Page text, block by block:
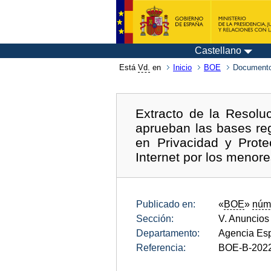
Castellano
Está Vd. en Inicio BOE
Extracto de la
aprueban las bases
en Privacidad y
Internet por los
Publicado en: «BOE»
Sección:
V. Anuncios
Departamento:
Agencia
Referencia:
BOE-B-